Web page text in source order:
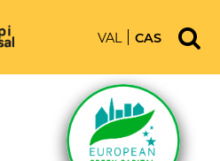
VAL CAS